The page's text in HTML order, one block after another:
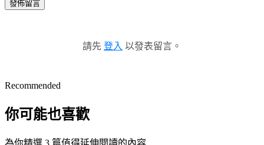
發佈留言
請先 登入 以發表留言。
Recommended
你可能也喜歡
為你精選 3 篇值得延伸閱讀的內容